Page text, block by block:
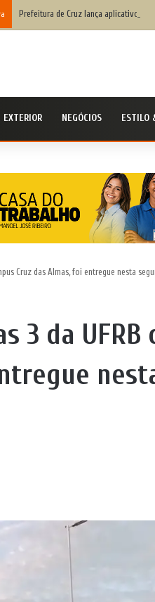
Prefeitura de Cruz lança aplicativo
EXTERIOR NEGÓCIOS ESTILO
Cruz das Almas, foi entregue nesta
3 da UFRB